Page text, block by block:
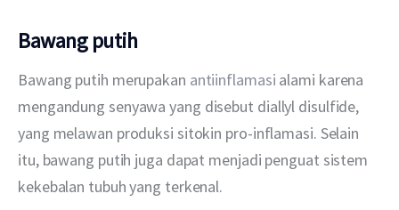
Bawang putih
Bawang putih merupakan antiinflamasi alami karena
mengandung senyawa yang disebut diallyl disulfide,
yang melawan produksi sitokin pro-inflamasi. Selain
itu, bawang putih juga dapat menjadi penguat sistem
kekebalan tubuh yang terkenal.